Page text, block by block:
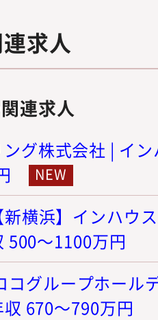
求人
連求人
グ株式会社 | イ
横浜】インハウ
500～1100万円
コグループホール
670～790万円